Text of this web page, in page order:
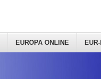
EUROPA ONLINE